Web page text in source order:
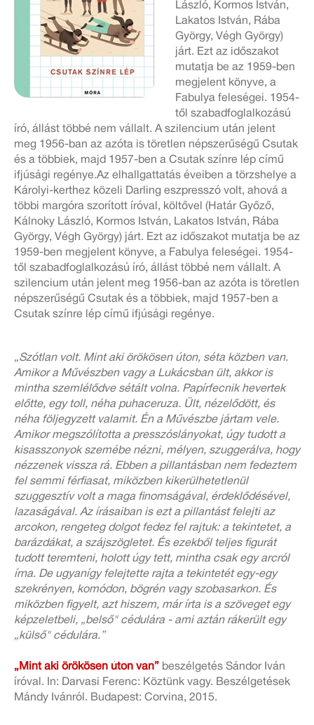
László, Kormos István,
Lakatos István, Rába
György, Végh György)
járt. Ezt az időszakot
mutatja be az 1959-ben
megjelent könyve, a
Fabulya feleségei. 1954-
től szabadfoglalkozású
író, állást többé nem vállalt. A szilencium után jelent
meg 1956-ban az azóta is töretlen népszerűségű Csutak
és a többiek, majd 1957-ben a Csutak színre lép című
ifjúsági regénye.Az elhallgattatás éveiben a törzshelye a
Károlyi-kerthez közeli Darling eszpresszó volt, ahová a
többi margóra szorított íróval, költővel (Határ Győző,
Kálnoky László, Kormos István, Lakatos István, Rába
György, Végh György) járt. Ezt az időszakot mutatja be az
1959-ben megjelent könyve, a Fabulya feleségei. 1954-
től szabadfoglalkozású író, állást többé nem vállalt. A
szilencium után jelent meg 1956-ban az azóta is töretlen
népszerűségű Csutak és a többiek, majd 1957-ben a
Csutak színre lép című ifjúsági regénye.
„Szótlan volt. Mint aki örökösen úton, séta közben van.
Amikor a Művészben vagy a Lukácsban ült, akkor is
mintha szemlélődve sétált volna. Papírfecnik hevertek
előtte, egy toll, néha puhaceruza. Ült, nézelődött, és
néha följegyzett valamit. Én a Művészbe jártam vele.
Amikor megszólította a presszóslányokat, úgy tudott a
kisasszonyok szemébe nézni, mélyen, szuggerálva, hogy
nézzenek vissza rá. Ebben a pillantásban nem fedeztem
fel semmi férfiasat, miközben kikerülhetetlenül
szuggesztív volt a maga finomságával, érdeklődésével,
lazaságával. Az írásaiban is ezt a pillantást felejti az
arcokon, rengeteg dolgot fedez fel rajtuk: a tekintetet, a
barázdákat, a szájszögletet. És ezekből teljes figurát
tudott teremteni, holott úgy tett, mintha csak egy arcról
írna. De ugyanígy felejtette rajta a tekintetét egy-egy
szekrényen, komódon, bögrén vagy szobasarkon. És
miközben figyelt, azt hiszem, már írta is a szöveget egy
képzeletbeli, „belső" cédulára - ami aztán rákerült egy
„külső" cédulára.”
„Mint aki örökösen úton van” beszélgetés Sándor Iván
íróval. In: Darvasi Ferenc: Köztünk vagy. Beszélgetések
Mándy Ivánról. Budapest: Corvina, 2015.